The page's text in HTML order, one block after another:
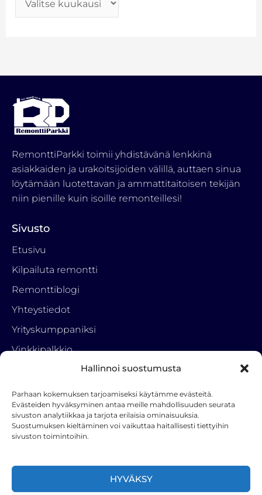
Hallinnoi suostumusta
Parhaan kokemuksen tarjoamiseksi käytämme evästeitä.
Evästeiden hyväksyminen antaa meille mahdollisuuden seurata
sivuston analytiikkaa ja tarjota erilaisia ominaisuuksia.
Suostumuksen kieltäminen voi vaikuttaa haitallisesti tiettyihin
sivuston toimintoihin.
HYVÄKSY
RemonttiParkki toimii yhdistävänä lenkkinä
asiakkaiden ja urakoitsijoiden välillä, auttaen sinua
löytämään luotettavan ja ammattitaitoisen tekijän
niin pienille kuin isoille remonteillesi!
Sivusto
Etusivu
Kilpailuta remontti
Remonttiblogi
Yhteystiedot
Yrityskumppaniksi
Vinkkipalkkio
Tietosuojaseloste
Ota yhteyttä
RemonttiParkki
050 3222 001
a